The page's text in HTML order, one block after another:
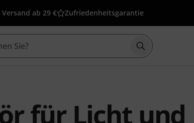
ab 29 € Zufriedenheitsgarantie
Suche mit
für Licht und